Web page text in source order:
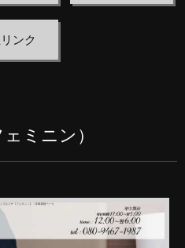
ンク
ミニン）